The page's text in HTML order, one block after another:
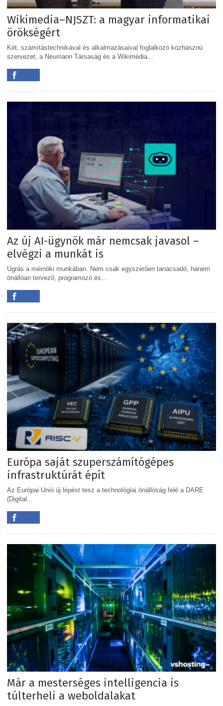
Wikimedia–NJSZT: a magyar informatikai
örökségért
Két, számítástechnikával és alkalmazásaival foglalkozó közhasznú
szervezet, a Neumann Társaság és a Wikimédia...
Az új AI-ügynök már nemcsak javasol –
elvégzi a munkát is
Ugrás a mérnöki munkában. Nem csak egyszerűen tanácsadó, hanem
önállóan tervező, programozó és...
Európa saját szuperszámítógépes
infrastruktúrát épít
Az Európai Unió új lépést tesz a technológiai önállóság felé a DARE
(Digital...
Már a mesterséges intelligencia is
túlterheli a weboldalakat